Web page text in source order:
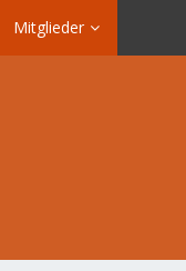
Mitglieder